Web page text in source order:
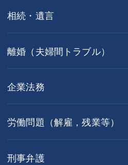
相続・遺言
離婚（夫婦間トラブル）
企業法務
労働問題（解雇，残業等）
刑事弁護